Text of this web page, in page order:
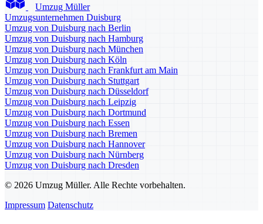
Umzug Müller
Umzugsunternehmen Duisburg
Umzug von Duisburg nach Berlin
Umzug von Duisburg nach Hamburg
Umzug von Duisburg nach München
Umzug von Duisburg nach Köln
Umzug von Duisburg nach Frankfurt am Main
Umzug von Duisburg nach Stuttgart
Umzug von Duisburg nach Düsseldorf
Umzug von Duisburg nach Leipzig
Umzug von Duisburg nach Dortmund
Umzug von Duisburg nach Essen
Umzug von Duisburg nach Bremen
Umzug von Duisburg nach Hannover
Umzug von Duisburg nach Nürnberg
Umzug von Duisburg nach Dresden
© 2026 Umzug Müller. Alle Rechte vorbehalten.
Impressum Datenschutz